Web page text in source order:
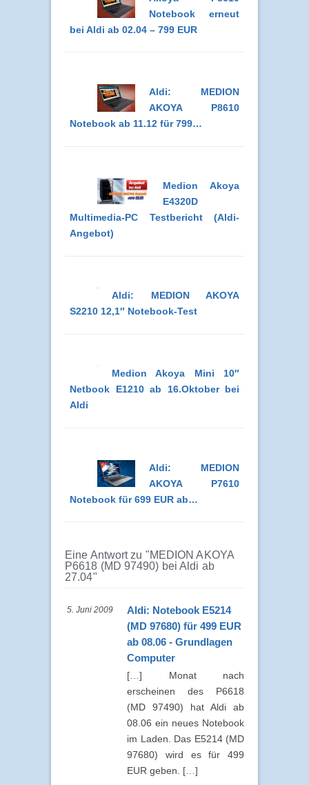
Notebook erneut
bei Aldi ab 02.04 – 799 EUR
Aldi: MEDION
AKOYA P8610
Notebook ab 11.12 für 799…
Medion Akoya
E4320D
Multimedia-PC Testbericht (Aldi-
Angebot)
Aldi: MEDION AKOYA
S2210 12,1″ Notebook-Test
Medion Akoya Mini 10″
Netbook E1210 ab 16.Oktober bei
Aldi
Aldi: MEDION
AKOYA P7610
Notebook für 699 EUR ab…
Eine Antwort zu "MEDION AKOYA
P6618 (MD 97490) bei Aldi ab
27.04"
5. Juni 2009
Aldi: Notebook E5214
(MD 97680) für 499 EUR
ab 08.06 - Grundlagen
Computer
[…] Monat nach
erscheinen des P6618
(MD 97490) hat Aldi ab
08.06 ein neues Notebook
im Laden. Das E5214 (MD
97680) wird es für 499
EUR geben. […]